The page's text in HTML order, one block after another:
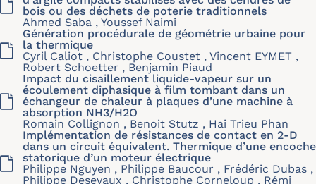
bois ou des déchets de poterie traditionnels
Ahmed Saba , Youssef Naimi
Génération procédurale de géométrie urbaine pour
la thermique
Cyril Caliot , Christophe Coustet , Vincent EYMET ,
Robert Schoetter , Benjamin Piaud
Impact du cisaillement liquide-vapeur sur un
écoulement diphasique à film tombant dans un
échangeur de chaleur à plaques d’une machine à
absorption NH3/H2O
Romain Collignon , Benoit Stutz , Hai Trieu Phan
Implémentation de résistances de contact en 2-D
dans un circuit équivalent. Thermique d’une encoche
statorique d’un moteur électrique
Philippe Nguyen , Philippe Baucour , Frédéric Dubas ,
Philippe Desevaux , Christophe Corneloup , Rémi